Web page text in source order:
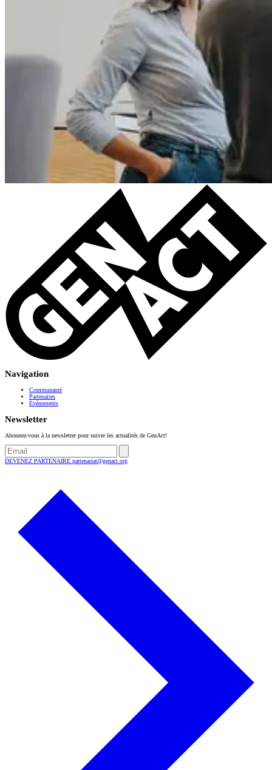
Navigation
Communauté
Partenaires
Événements
Newsletter
Abonnez-vous à la newsletter pour suivre les actualités de GenAct!
DEVENEZ PARTENAIRE partenariat@genact.org